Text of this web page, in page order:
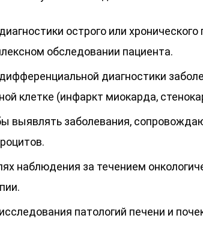
острого или
обследовании пациента.
диагностики
клетке (инфаркт миокарда,
выявлять заболевания,
наблюдения за течением
патологий печени и